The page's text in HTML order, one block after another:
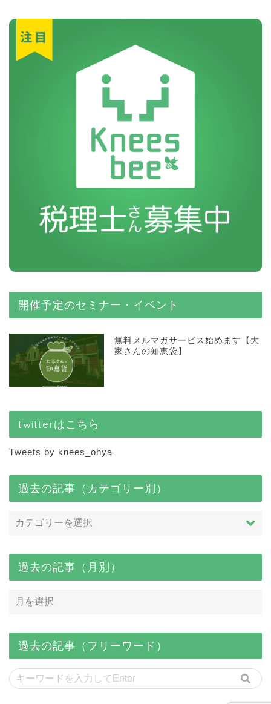
開催予定のセミナー・イベント
無料メルマガサービス始めます【大
家さんの知恵袋】
twitterはこちら
Tweets by knees_ohya
過去の記事（カテゴリー別）
過去の記事（月別）
過去の記事（フリーワード）